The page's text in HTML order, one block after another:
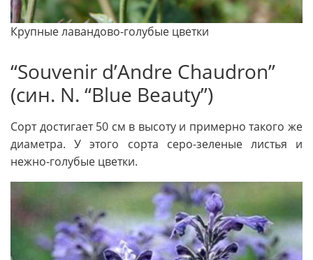
Крупные лавандово-голубые цветки
“Souvenir d’Andre Chaudron”
(син. N. “Blue Beauty”)
Сорт достигает 50 см в вы­соту и примерно такого же
диаметра. У этого сорта серо-зеленые листья и
нежно-голубые цветки.